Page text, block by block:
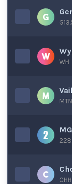
WH
MTN
CHH